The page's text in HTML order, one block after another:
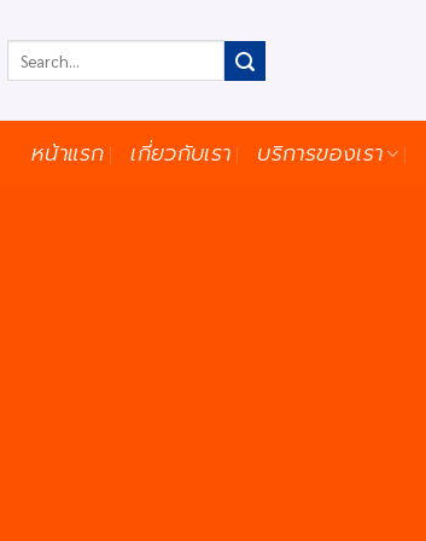
หน้าแรก เกี่ยวกับเรา บริการของเรา